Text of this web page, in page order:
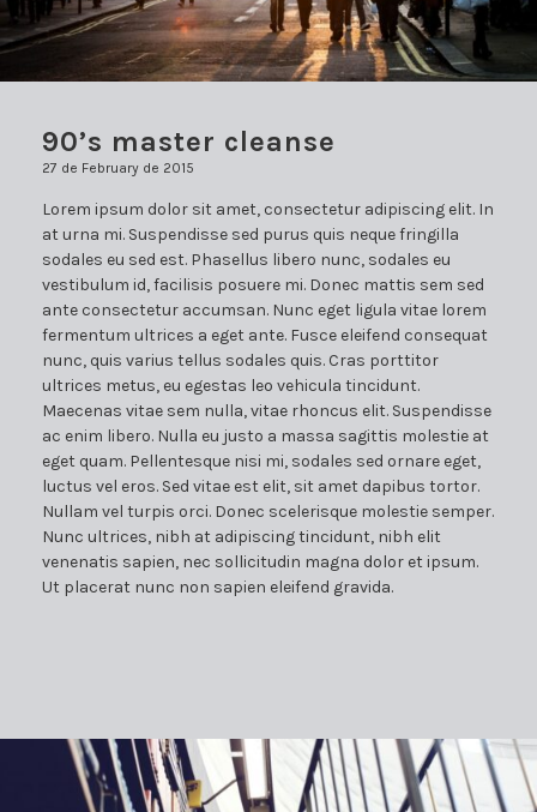
90’s master cleanse
27 de February de 2015
Lorem ipsum dolor sit amet, consectetur adipiscing elit. In
at urna mi. Suspendisse sed purus quis neque fringilla
sodales eu sed est. Phasellus libero nunc, sodales eu
vestibulum id, facilisis posuere mi. Donec mattis sem sed
ante consectetur accumsan. Nunc eget ligula vitae lorem
fermentum ultrices a eget ante. Fusce eleifend consequat
nunc, quis varius tellus sodales quis. Cras porttitor
ultrices metus, eu egestas leo vehicula tincidunt.
Maecenas vitae sem nulla, vitae rhoncus elit. Suspendisse
ac enim libero. Nulla eu justo a massa sagittis molestie at
eget quam. Pellentesque nisi mi, sodales sed ornare eget,
luctus vel eros. Sed vitae est elit, sit amet dapibus tortor.
Nullam vel turpis orci. Donec scelerisque molestie semper.
Nunc ultrices, nibh at adipiscing tincidunt, nibh elit
venenatis sapien, nec sollicitudin magna dolor et ipsum.
Ut placerat nunc non sapien eleifend gravida.